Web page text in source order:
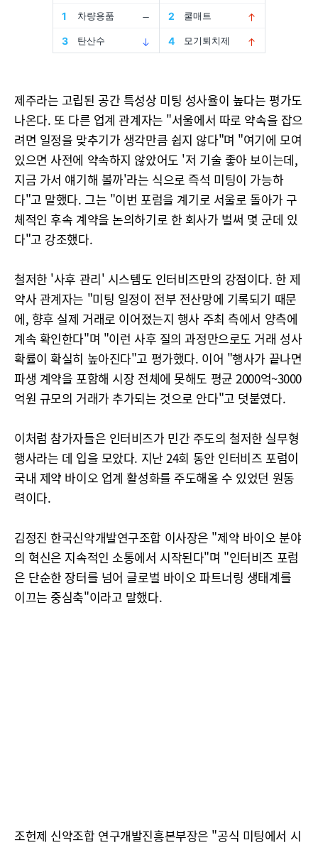
제주라는 고립된 공간 특성상 미팅 성사율이 높다는 평가도
나온다. 또 다른 업계 관계자는 "서울에서 따로 약속을 잡으
려면 일정을 맞추기가 생각만큼 쉽지 않다"며 "여기에 모여
있으면 사전에 약속하지 않았어도 '저 기술 좋아 보이는데,
지금 가서 얘기해 볼까'라는 식으로 즉석 미팅이 가능하
다"고 말했다. 그는 "이번 포럼을 계기로 서울로 돌아가 구
체적인 후속 계약을 논의하기로 한 회사가 벌써 몇 군데 있
다"고 강조했다.
철저한 '사후 관리' 시스템도 인터비즈만의 강점이다. 한 제
약사 관계자는 "미팅 일정이 전부 전산망에 기록되기 때문
에, 향후 실제 거래로 이어졌는지 행사 주최 측에서 양측에
계속 확인한다"며 "이런 사후 질의 과정만으로도 거래 성사
확률이 확실히 높아진다"고 평가했다. 이어 "행사가 끝나면
파생 계약을 포함해 시장 전체에 못해도 평균 2000억~3000
억원 규모의 거래가 추가되는 것으로 안다"고 덧붙였다.
이처럼 참가자들은 인터비즈가 민간 주도의 철저한 실무형
행사라는 데 입을 모았다. 지난 24회 동안 인터비즈 포럼이
국내 제약 바이오 업계 활성화를 주도해올 수 있었던 원동
력이다.
김정진 한국신약개발연구조합 이사장은 "제약 바이오 분야
의 혁신은 지속적인 소통에서 시작된다"며 "인터비즈 포럼
은 단순한 장터를 넘어 글로벌 바이오 파트너링 생태계를
이끄는 중심축"이라고 말했다.
조헌제 신약조합 연구개발진흥본부장은 "공식 미팅에서 시